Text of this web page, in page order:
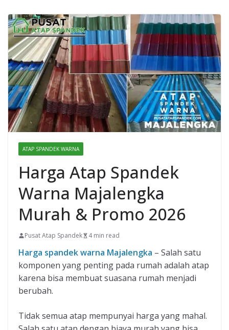
ATAP SPANDEK WARNA
Harga Atap Spandek
Warna Majalengka
Murah & Promo 2026
Pusat Atap Spandek 4 min read
Harga spandek warna Majalengka – Salah satu
komponen yang penting pada rumah adalah atap
karena bisa membuat suasana rumah menjadi
berubah.
Tidak semua atap mempunyai harga yang mahal.